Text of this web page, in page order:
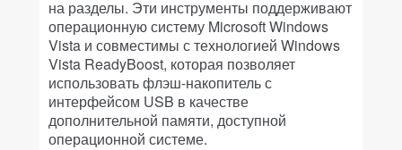
на разделы. Эти инструменты поддерживают
операционную систему Microsoft Windows
Vista и совместимы с технологией Windows
Vista ReadyBoost, которая позволяет
использовать флэш-накопитель с
интерфейсом USB в качестве
дополнительной памяти, доступной
операционной системе.